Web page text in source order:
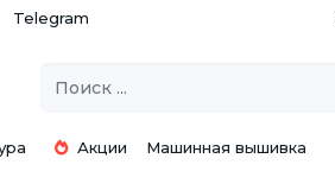
Telegram
Акции Машинная вышивка